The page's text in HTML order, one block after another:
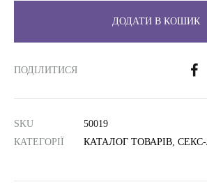
ДОДАТИ В КОШИК
ПОДІЛИТИСЯ
SKU
50019
КАТЕГОРІЇ
КАТАЛОГ ТОВАРІВ